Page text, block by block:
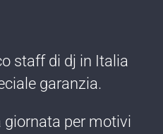
staff di dj ​in Italia
garanzia.
giornata per motivi